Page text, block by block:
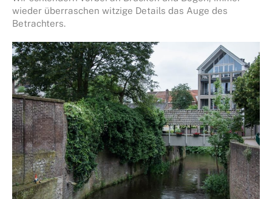
wieder überraschen witzige Details das Auge des
Betrachters.